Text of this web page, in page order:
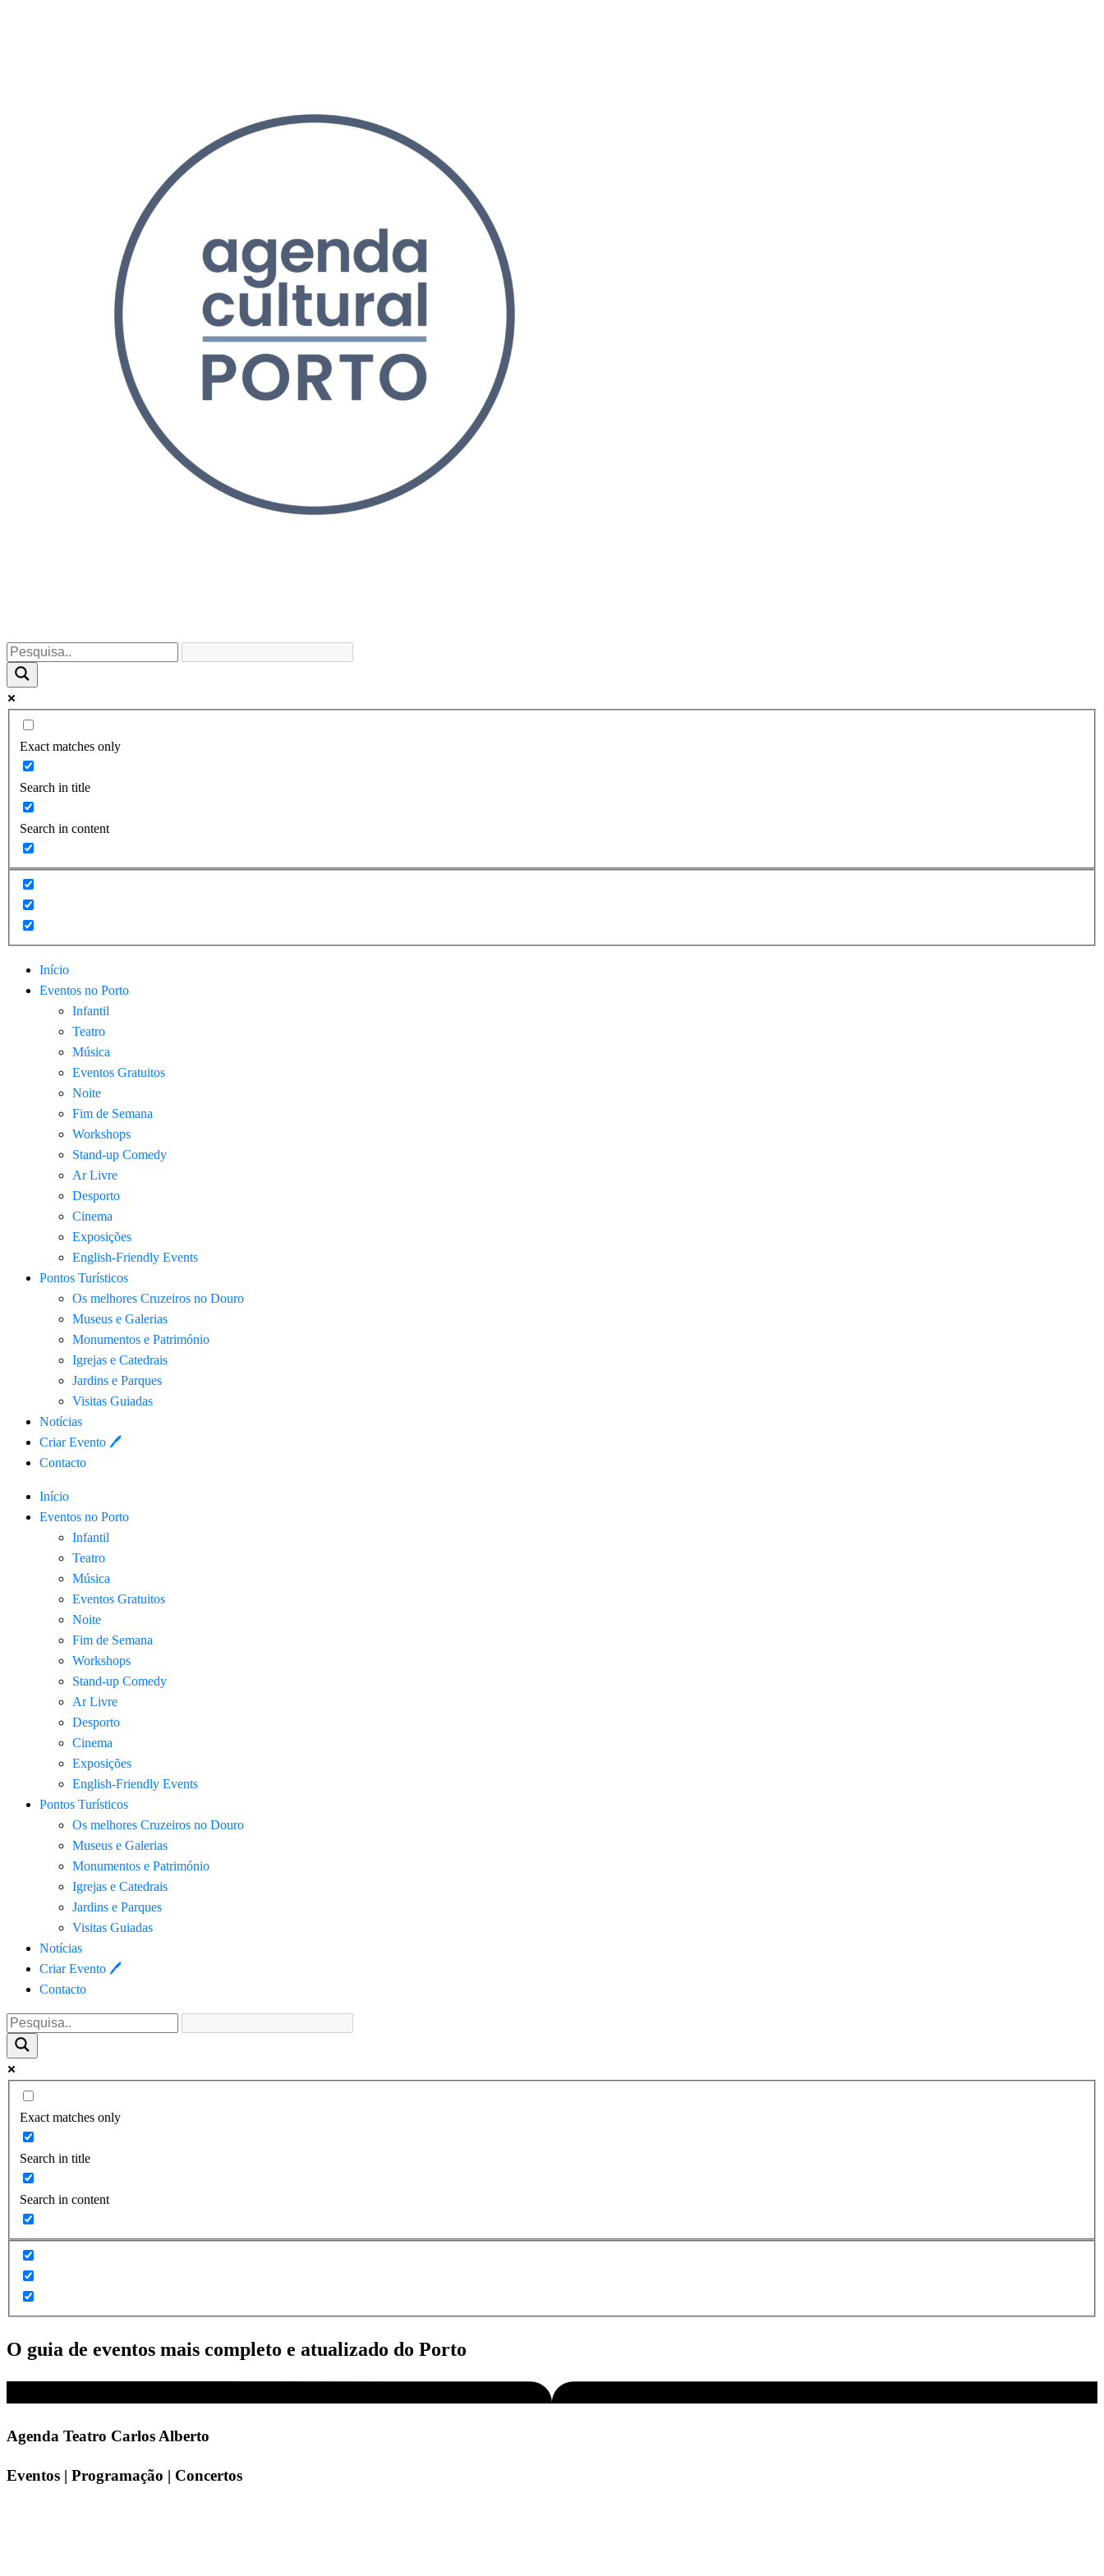
Exact matches only
Search in title
Search in content
Início
Eventos no Porto
Infantil
Teatro
Música
Eventos Gratuitos
Noite
Fim de Semana
Workshops
Stand-up Comedy
Ar Livre
Desporto
Cinema
Exposições
English-Friendly Events
Pontos Turísticos
Os melhores Cruzeiros no Douro​
Museus e Galerias
Monumentos e Património
Igrejas e Catedrais
Jardins e Parques
Visitas Guiadas
Notícias
Criar Evento 🖊
Contacto
Início
Eventos no Porto
Infantil
Teatro
Música
Eventos Gratuitos
Noite
Fim de Semana
Workshops
Stand-up Comedy
Ar Livre
Desporto
Cinema
Exposições
English-Friendly Events
Pontos Turísticos
Os melhores Cruzeiros no Douro​
Museus e Galerias
Monumentos e Património
Igrejas e Catedrais
Jardins e Parques
Visitas Guiadas
Notícias
Criar Evento 🖊
Contacto
Exact matches only
Search in title
Search in content
O guia de eventos mais completo e atualizado do Porto
Agenda Teatro Carlos Alberto
Eventos | Programação | Concertos